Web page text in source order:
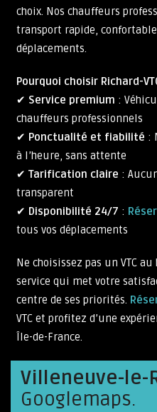
choix. Nos chauffeurs
transport rapide,
déplacements.
Pourquoi choisir Richard-
✔ Service premium :
chauffeurs professionnels
✔ Ponctualité et fiabilité :
à l’heure, sans attente
✔ Tarification claire :
transparent
✔ Disponibilité 24/7 :
tous vos déplacements
Ne choisissez pas un VTC
service qui met votre
centre de ses priorités.
VTC et profitez d’une
Île-de-France.
Villeneuve-le-
Googlemaps.